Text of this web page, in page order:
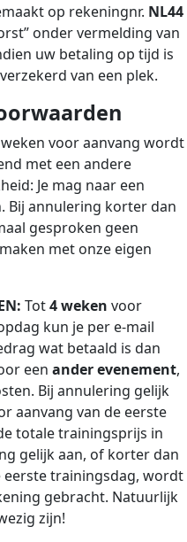
op rekeningnr. NL44
onder vermelding van
uw betaling op tijd is
van een plek.
voor aanvang wordt
met een andere
Je mag naar een
Bij annulering korter dan
gesproken geen
met onze eigen
: Tot4 weken voor
kun je per e-mail
wat betaald is dan
een ander evenement,
Bij annulering gelijk
aanvang van de eerste
totale trainingsprijs in
gelijk aan, of korter dan
eerste trainingsdag, wordt
gebracht. Natuurlijk
zijn!